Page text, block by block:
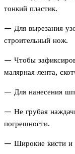
тонкий пластик.
— Для вырезания
строительный нож.
— Чтобы
малярная лента,
— Для нанесения
— Не грубая
погрешности.
— Широкие кисти и